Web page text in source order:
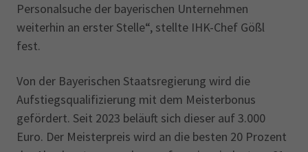
Personalsuche der bayerischen Unternehmen
weiterhin an erster Stelle“, stellte IHK-Chef Gößl
fest.
Von der Bayerischen Staatsregierung wird die
Aufstiegsqualifizierung mit dem Meisterbonus
gefördert. Seit 2023 beläuft sich dieser auf 3.000
Euro. Der Meisterpreis wird an die besten 20 Prozent